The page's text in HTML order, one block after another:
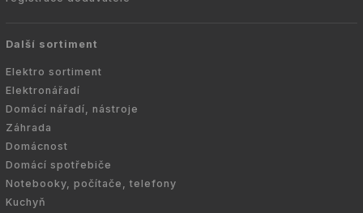
Další sortiment
Elektro sortiment
Elektronářadí
Domácí nářadí, nástroje
Záhrada
Domácnost
Domácí spotřebiče
Notebooky, počítače, telefony
Kuchyň